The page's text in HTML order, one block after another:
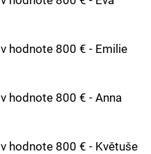
hodnote 800 € - Emilie
hodnote 800 € - Anna
hodnote 800 € - Květuše